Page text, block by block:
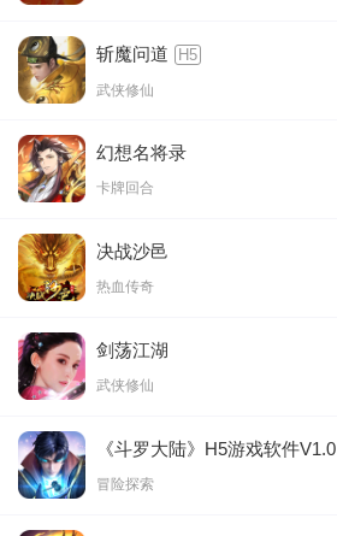
斩魔问道 H5
武侠修仙
幻想名将录
卡牌回合
决战沙邑
热血传奇
剑荡江湖
武侠修仙
《斗罗大陆》H5游戏软件V1.0
冒险探索